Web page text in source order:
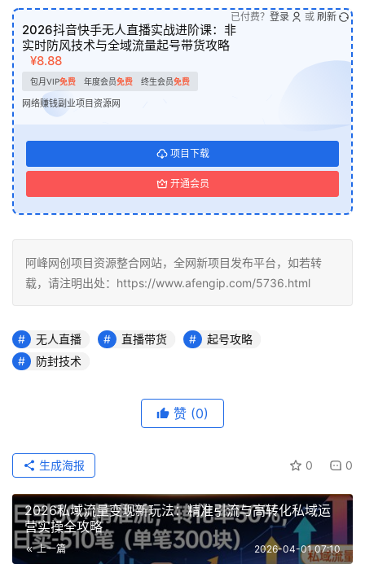
2026抖音快手无人直播实战进阶课：非
实时防风技术与全域流量起号带货攻略
¥8.88
包月VIP免费 年度会员免费 终生会员免费
网络赚钱副业项目资源网
项目下载
开通会员
已付费？ 登录 或 刷新
阿峰网创项目资源整合网站，全网新项目发布平台，如若转
载，请注明出处：https://www.afengip.com/5736.html
无人直播 直播带货
起号攻略
防封技术
赞 (0)
0 0
生成海报
2026私域流量变现新玩法：精准引流与高转化私域运
营实操全攻略
上一篇 2026-04-01 07:10